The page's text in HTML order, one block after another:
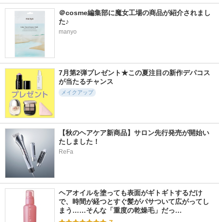
＠cosme編集部に魔女工場の商品が紹介されまし
た♪
manyo
7月第2弾プレゼント★この夏注目の新作デパコス
が当たるチャンス
メイクアップ
【秋のヘアケア新商品】サロン先行発売が開始い
たしました！
ReFa
ヘアオイルを塗っても表面がギトギトするだけ
で、時間が経つとすぐ髪がパサついて広がってし
まう……そんな「重度の乾燥毛」だっ…